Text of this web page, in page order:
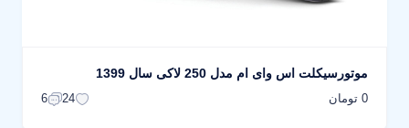
موتورسیکلت اس وای ام مدل 250 لاکی سال 1399
0 تومان 24
6